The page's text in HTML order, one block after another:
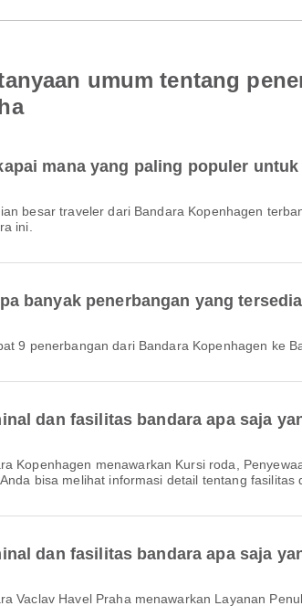
umum tentang
mana yang paling populer
besar traveler dari Bandara Kopenhagen
ini.
banyak penerbangan yang
9 penerbangan dari Bandara Kopenhagen ke
dan fasilitas bandara apa saja
bisa melihat informasi detail tentang fasilitas
dan fasilitas bandara apa saja